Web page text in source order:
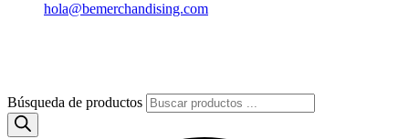
hola@bemerchandising.com
Búsqueda de productos